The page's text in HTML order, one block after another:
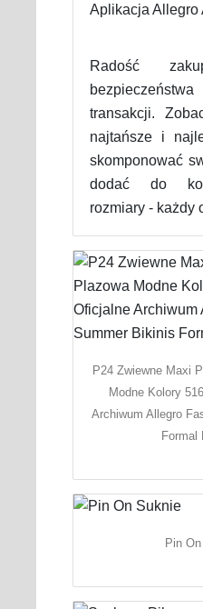
Aplikacja Allegro
Radość
transakcji.
najtańsze i
skomponować
dodać do
rozmiary - każdy
P24 Zwiewne Maxi
Modne Kolory
Archiwum Allegro
Formal
Pin